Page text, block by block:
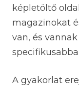
képletöltő
magazinokat
van, és
A gyakorlat